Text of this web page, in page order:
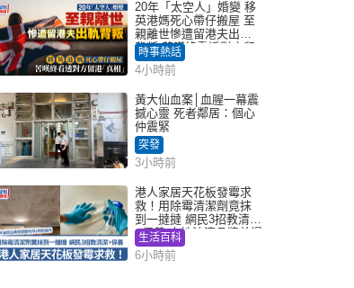
20年「太空人」婚變 移
英港媽死心帶仔搬屋 至
親離世慘遭留港夫出軌
背叛 苦嘆終看透對方留
港「真相」｜Juicy叮
時事熱話
4小時前
黃大仙血案│血腥一幕震
撼心靈 死者鄰居：個心
仲震緊
突發
3小時前
港人家居天花板發霉求
救！用除霉清潔劑竟抹
到一撻撻 網民3招教清潔
+保養 本地油漆品牌曾提
醒勿用1物防變色
生活百科
6小時前